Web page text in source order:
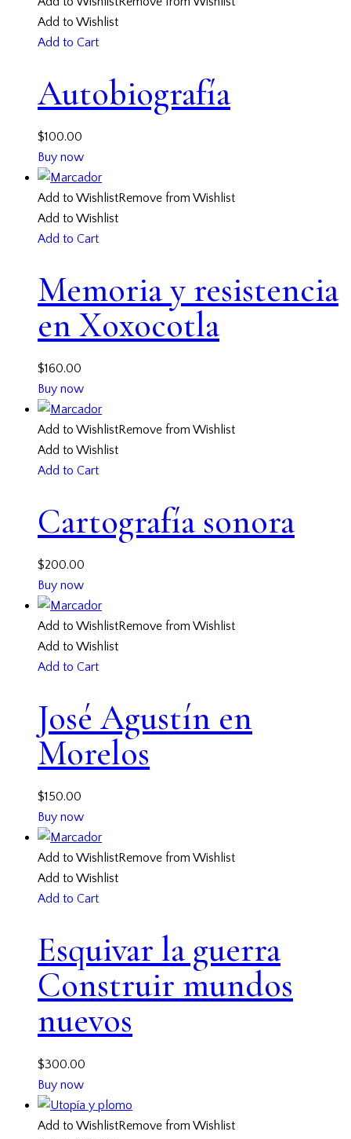
Add to Wishlist
Add to Cart
Autobiografía
$100.00
Buy now
Add to WishlistRemove from Wishlist
Add to Wishlist
Add to Cart
Memoria y resistencia
en Xoxocotla
$160.00
Buy now
Add to WishlistRemove from Wishlist
Add to Wishlist
Add to Cart
Cartografía sonora
$200.00
Buy now
Add to WishlistRemove from Wishlist
Add to Wishlist
Add to Cart
José Agustín en
Morelos
$150.00
Buy now
Add to WishlistRemove from Wishlist
Add to Wishlist
Add to Cart
Esquivar la guerra
Construir mundos
nuevos
$300.00
Buy now
Add to WishlistRemove from Wishlist